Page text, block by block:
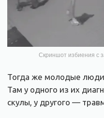
Скриншот избиения с
Тогда же молодые люди
Там у одного из их
скулы, у другого —